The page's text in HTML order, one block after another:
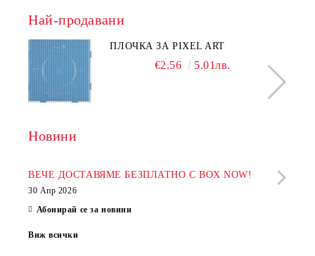
Най-продавани
ПЛОЧКА ЗА PIXEL ART
€2.56 5.01лв.
Новини
ВЕЧЕ ДОСТАВЯМЕ БЕЗПЛАТНО С BOX NOW!
30 Апр 2026
Абонирай се за новини
Виж всички